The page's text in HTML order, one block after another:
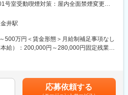
講習や試験は出社扱い・費用全額支給し全
します。
（例）
得。基礎的な介護技術を身に付ける。
担当やケアマネージャーなど、専門職とし
ドエンジニアと言われる、自社製品を購
き、機械やシステムのメンテナンスを行
場価値は上昇の一途を辿っており、同社
ニアとして主力製品である「全自動調剤
号室受動喫煙対策：屋内全面禁煙変更の
所（リモートワーク含む）
井駅
500万円＜賃金形態＞月給制補足事項なし
給）：200,000円～280,000円固定残業手
スキルを考慮し決定します。■昇給：年1
万円／30歳 経験5年年収500万円／32歳
応募依頼する